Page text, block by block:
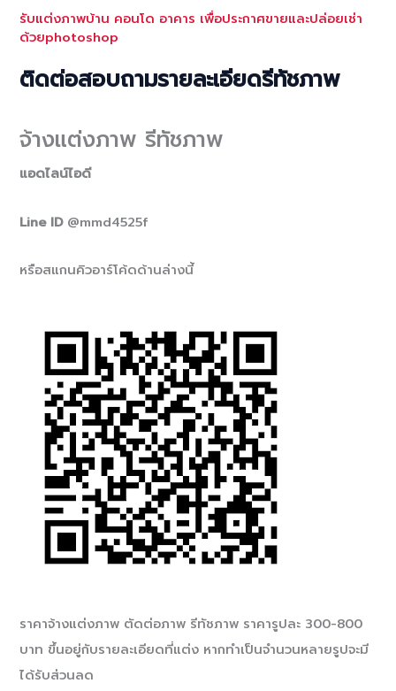
รับแต่งภาพบ้าน คอนโด อาคาร เพื่อประกาศขายและปล่อยเช่า
ด้วยphotoshop
ติดต่อสอบถามรายละเอียดรีทัชภาพ
จ้างแต่งภาพ รีทัชภาพ
แอดไลน์ไอดี
Line ID @mmd4525f
หรือสแกนคิวอาร์โค้ดด้านล่างนี้
ราคาจ้างแต่งภาพ ตัดต่อภาพ รีทัชภาพ ราคารูปละ 300-800
บาท ขึ้นอยู่กับรายละเอียดที่แต่ง หากทำเป็นจำนวนหลายรูปจะมี
ได้รับส่วนลด